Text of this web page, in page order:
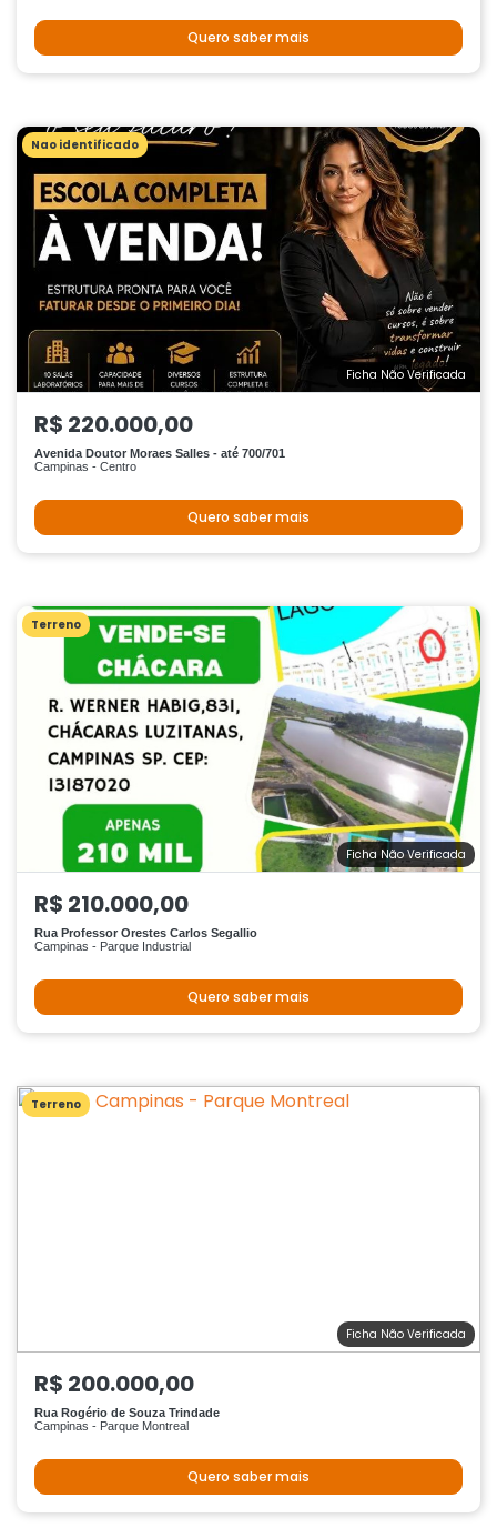
Quero saber mais
Nao identificado
Ficha Não Verificada
R$ 220.000,00
Avenida Doutor Moraes Salles - até 700/701
Campinas - Centro
Quero saber mais
Terreno
Ficha Não Verificada
R$ 210.000,00
Rua Professor Orestes Carlos Segallio
Campinas - Parque Industrial
Quero saber mais
Terreno
Ficha Não Verificada
R$ 200.000,00
Rua Rogério de Souza Trindade
Campinas - Parque Montreal
Quero saber mais